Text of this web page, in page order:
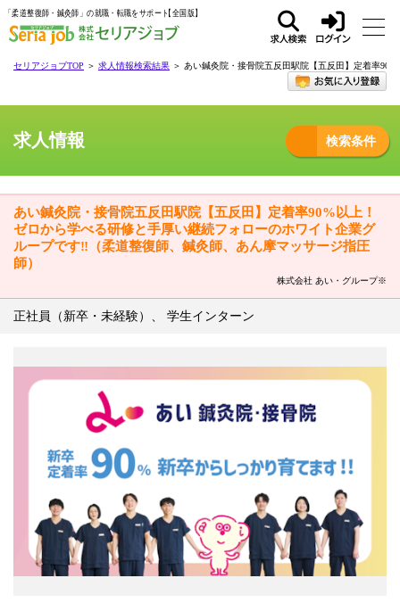
「柔道整復師・鍼灸師」の就職・転職をサポート
検索
イン
セリアジョブTOP ＞ 求人情報検索結果 ＞ あい鍼灸院・接骨院五反田駅院【五反田】定着率
求人情報 検索条件
あい鍼灸院・接骨院五反田駅院【五反田】定着率90%以上！
ゼロから学べる研修と手厚い継続フォローのホワイト企業グ
ループです‼（柔道整復師、鍼灸師、あん摩マッサージ指圧
師）
株式会社 あい・グループ※
正社員（新卒・未経験）、 学生インターン